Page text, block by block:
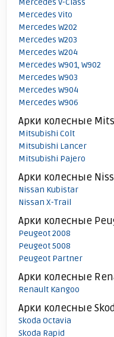
Mercedes V-Class
Mercedes Vito
Mercedes W202
Mercedes W203
Mercedes W204
Mercedes W901, W902
Mercedes W903
Mercedes W904
Mercedes W906
Арки колесные
Mitsubishi Colt
Mitsubishi Lancer
Mitsubishi Pajero
Арки колесные
Nissan Kubistar
Nissan X-Trail
Арки колесные
Peugeot 2008
Peugeot 5008
Peugeot Partner
Арки колесные
Renault Kangoo
Арки колесные
Skoda Octavia
Skoda Rapid